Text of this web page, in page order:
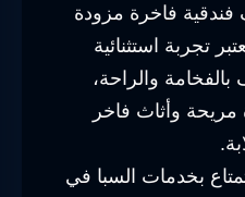
فاخرة مزودة
تجربة استثنائية
بالفخامة والراحة،
وأثاث فاخر
بخدمات السبا في